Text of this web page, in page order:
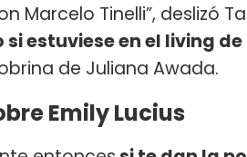
Marcelo Tinelli”, deslizó
estuviese en el living
de Juliana Awada.
Emily Lucius